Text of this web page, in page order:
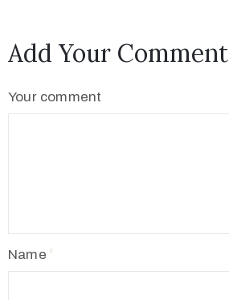
Add Your Comment
Your comment
Name